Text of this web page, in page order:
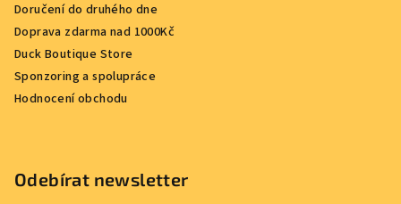
Doručení do druhého dne
Doprava zdarma nad 1000Kč
Duck Boutique Store
Sponzoring a spolupráce
Hodnocení obchodu
Odebírat newsletter